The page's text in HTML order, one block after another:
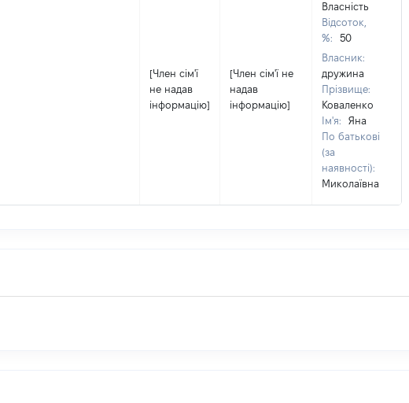
[Член сім'ї
не надав
інформацію]
[Член сім'ї не
надав
інформацію]
Власність
Відсоток,
%:
50
Власник:
дружина
Прізвище:
Коваленко
Ім'я:
Яна
По батькові
(за
наявності):
Миколаївна